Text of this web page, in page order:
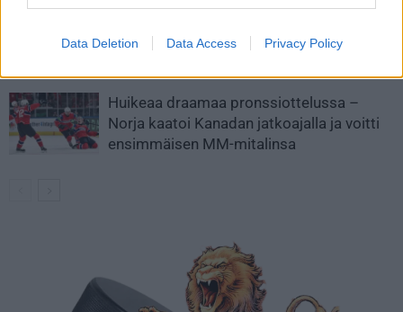
Data Deletion Data Access Privacy Policy
Huikeaa draamaa pronssiottelussa –
Norja kaatoi Kanadan jatkoajalla ja voitti
ensimmäisen MM-mitalinsa